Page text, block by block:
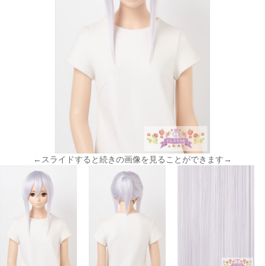
←スライドすると続きの画像を見ることができます→